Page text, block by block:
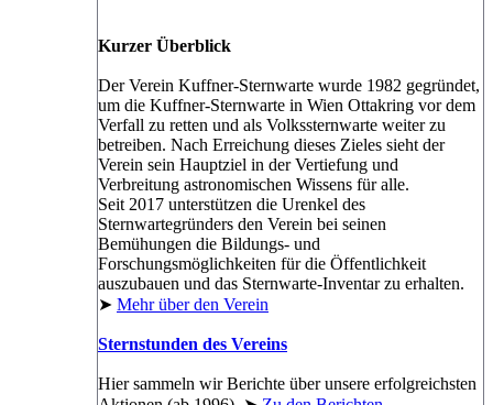
Kurzer Überblick
Der Verein Kuffner-Sternwarte wurde 1982 gegründet,
um die Kuffner-Sternwarte in Wien Ottakring vor dem
Verfall zu retten und als Volkssternwarte weiter zu
betreiben. Nach Erreichung dieses Zieles sieht der
Verein sein Hauptziel in der Vertiefung und
Verbreitung astronomischen Wissens für alle.
Seit 2017 unterstützen die Urenkel des
Sternwartegründers den Verein bei seinen
Bemühungen die Bildungs- und
Forschungsmöglichkeiten für die Öffentlichkeit
auszubauen und das Sternwarte-Inventar zu erhalten.
➤ Mehr über den Verein
Sternstunden des Vereins
Hier sammeln wir Berichte über unsere erfolgreichsten